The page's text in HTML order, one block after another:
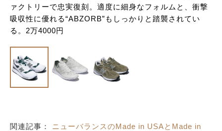
ァクトリーで忠実復刻。適度に細身なフォルムと、衝撃
吸収性に優れる“ABZORB”もしっかりと踏襲されてい
る。2万4000円
関連記事： ニューバランスのMade in USAとMade in